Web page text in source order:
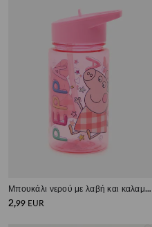
Μπουκάλι νερού με λαβή και καλαμάκι Peppa Pig
2,99 EUR